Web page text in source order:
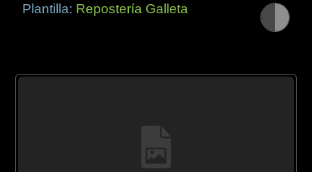
Plantilla: Repostería Galleta